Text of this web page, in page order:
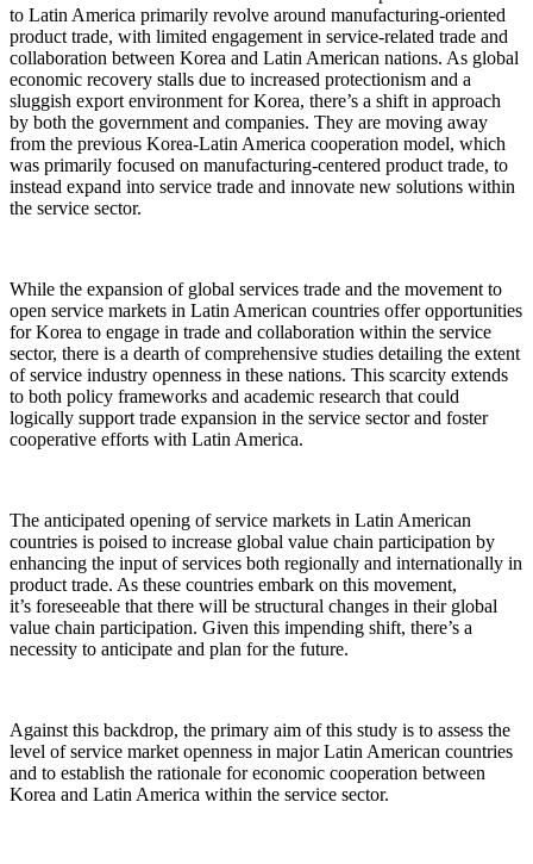
to Latin America primarily revolve around manufacturing-oriented
product trade, with limited engagement in service-related trade and
collaboration between Korea and Latin American nations. As global
economic recovery stalls due to increased protectionism and a
sluggish export environment for Korea, there’s a shift in approach
by both the government and companies. They are moving away
from the previous Korea-Latin America cooperation model, which
was primarily focused on manufacturing-centered product trade, to
instead expand into service trade and innovate new solutions within
the service sector.
While the expansion of global services trade and the movement to
open service markets in Latin American countries offer opportunities
for Korea to engage in trade and collaboration within the service
sector, there is a dearth of comprehensive studies detailing the extent
of service industry openness in these nations. This scarcity extends
to both policy frameworks and academic research that could
logically support trade expansion in the service sector and foster
cooperative efforts with Latin America.
The anticipated opening of service markets in Latin American
countries is poised to increase global value chain participation by
enhancing the input of services both regionally and internationally in
product trade. As these countries embark on this movement,
it’s foreseeable that there will be structural changes in their global
value chain participation. Given this impending shift, there’s a
necessity to anticipate and plan for the future.
Against this backdrop, the primary aim of this study is to assess the
level of service market openness in major Latin American countries
and to establish the rationale for economic cooperation between
Korea and Latin America within the service sector.